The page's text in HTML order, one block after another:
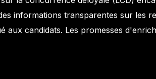
informations transparentes sur les
aux candidats. Les promesses